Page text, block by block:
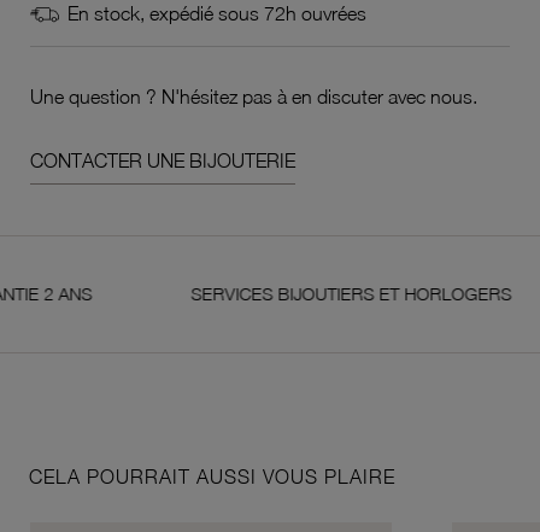
En stock, expédié sous 72h ouvrées
Une question ? N'hésitez pas à en discuter avec nous.
CONTACTER UNE BIJOUTERIE
SERVICES BIJOUTIERS ET HORLOGERS
CELA POURRAIT AUSSI VOUS PLAIRE